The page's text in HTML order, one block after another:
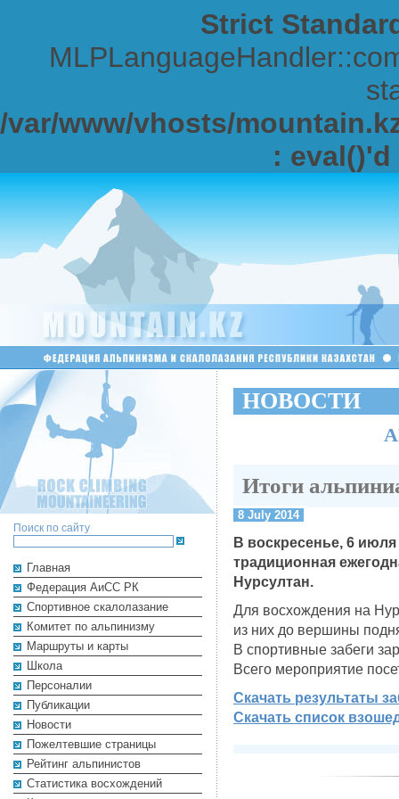
Strict
/var/www/vhosts/
:
Поиск по сайту
Главная
Федерация АиСС РК
Cпортивное скалолазание
Комитет по альпинизму
Маршруты и карты
Школа
Персоналии
Публикации
Новости
Пожелтевшие страницы
Рейтинг альпинистов
Cтатистика восхождений
НОВОСТИ
Итоги
8 July 2014
В воскресенье, 6
традиционная
Нурсултан.
Для восхождения на
из них до вершины
В спортивные забеги
Всего мероприятие
Скачать результаты
Скачать список